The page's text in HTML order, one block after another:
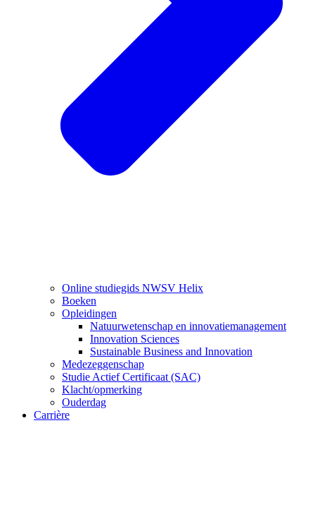
Online studiegids NWSV Helix
Boeken
Opleidingen
Natuurwetenschap en innovatiemanagement
Innovation Sciences
Sustainable Business and Innovation
Medezeggenschap
Studie Actief Certificaat (SAC)
Klacht/opmerking
Ouderdag
Carrière